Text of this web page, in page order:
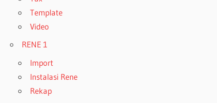
Template
Video
RENE 1
Import
Instalasi Rene
Rekap